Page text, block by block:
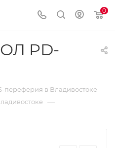
0
PD-
переферия в Владивостоке
—